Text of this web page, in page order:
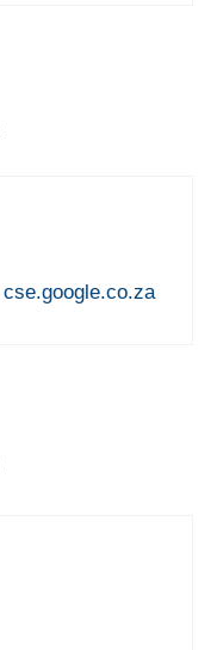
cse.google.co.za